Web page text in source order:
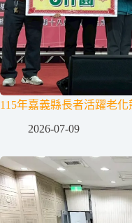
115年嘉義縣長者活躍老
2026-07-09